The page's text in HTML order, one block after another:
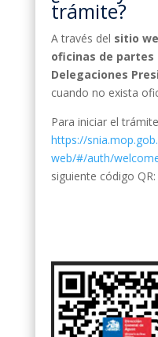
trámite?
A través del sitio
oficinas de partes
Delegaciones
cuando no exista
Para iniciar el
https://snia.m
web/#/auth/
siguiente código QR: